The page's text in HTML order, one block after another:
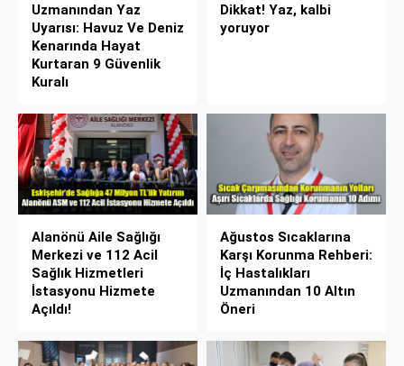
Uzmanından Yaz
Uyarısı: Havuz Ve Deniz
Kenarında Hayat
Kurtaran 9 Güvenlik
Kuralı
Dikkat! Yaz, kalbi
yoruyor
Alanönü Aile Sağlığı
Merkezi ve 112 Acil
Sağlık Hizmetleri
İstasyonu Hizmete
Açıldı!
Ağustos Sıcaklarına
Karşı Korunma Rehberi:
İç Hastalıkları
Uzmanından 10 Altın
Öneri